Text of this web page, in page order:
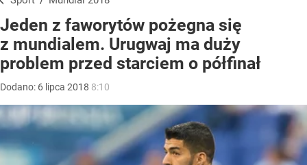
Jeden z faworytów pożegna się
z mundialem. Urugwaj ma duży
problem przed starciem o półfinał
Dodano: 6 lipca 2018 8:10